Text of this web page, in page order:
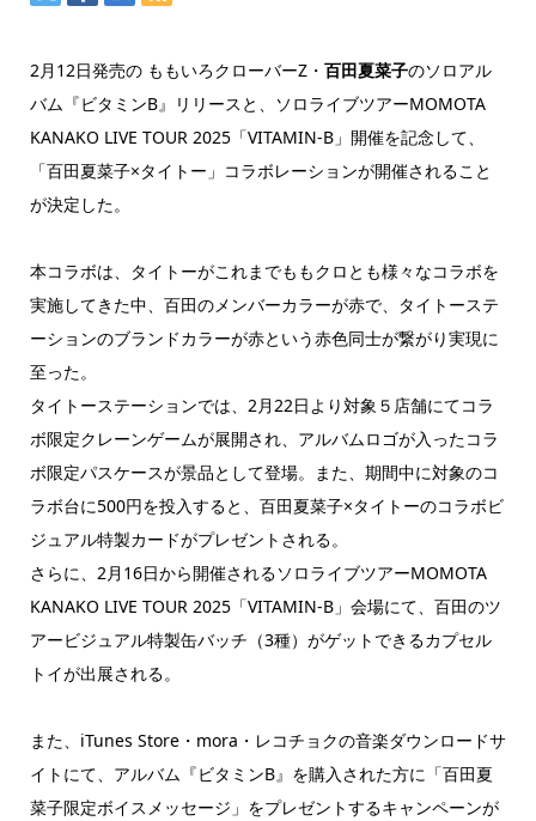
2月12日発売の ももいろクローバーZ・ 百田夏菜子のソロアル
バム『ビタミンB』リリースと、ソロライブツアーMOMOTA
KANAKO LIVE TOUR 2025「VITAMIN-B」開催を記念して、
「百田夏菜子×タイトー」コラボレーションが開催されること
が決定した。
本コラボは、タイトーがこれまでももクロとも様々なコラボを
実施してきた中、百田のメンバーカラーが赤で、タイトーステ
ーションのブランドカラーが赤という赤色同士が繋がり実現に
至った。
タイトーステーションでは、2月22日より対象５店舗にてコラ
ボ限定クレーンゲームが展開され、アルバムロゴが入ったコラ
ボ限定パスケースが景品として登場。また、期間中に対象のコ
ラボ台に500円を投入すると、百田夏菜子×タイトーのコラボビ
ジュアル特製カードがプレゼントされる。
さらに、2月16日から開催されるソロライブツアーMOMOTA
KANAKO LIVE TOUR 2025「VITAMIN-B」会場にて、百田のツ
アービジュアル特製缶バッチ（3種）がゲットできるカプセル
トイが出展される。
また、iTunes Store・mora・レコチョクの音楽ダウンロードサ
イトにて、アルバム『ビタミンB』を購入された方に「百田夏
菜子限定ボイスメッセージ」をプレゼントするキャンペーンが